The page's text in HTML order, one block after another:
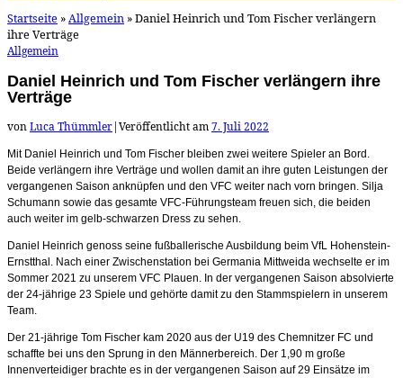
Startseite »Allgemein »Daniel Heinrich und Tom Fischer verlängern
ihre Verträge
Allgemein
Daniel Heinrich und Tom Fischer verlängern ihre
Verträge
vonLuca Thümmler|Veröffentlicht am7. Juli 2022
Mit Daniel Heinrich und Tom Fischer bleiben zwei weitere Spieler an Bord.
Beide verlängern ihre Verträge und wollen damit an ihre guten Leistungen der
vergangenen Saison anknüpfen und den VFC weiter nach vorn bringen. Silja
Schumann sowie das gesamte VFC-Führungsteam freuen sich, die beiden
auch weiter im gelb-schwarzen Dress zu sehen.
Daniel Heinrich genoss seine fußballerische Ausbildung beim VfL Hohenstein-
Ernstthal. Nach einer Zwischenstation bei Germania Mittweida wechselte er im
Sommer 2021 zu unserem VFC Plauen. In der vergangenen Saison absolvierte
der 24-jährige 23 Spiele und gehörte damit zu den Stammspielern in unserem
Team.
Der 21-jährige Tom Fischer kam 2020 aus der U19 des Chemnitzer FC und
schaffte bei uns den Sprung in den Männerbereich. Der 1,90 m große
Innenverteidiger brachte es in der vergangenen Saison auf 29 Einsätze im